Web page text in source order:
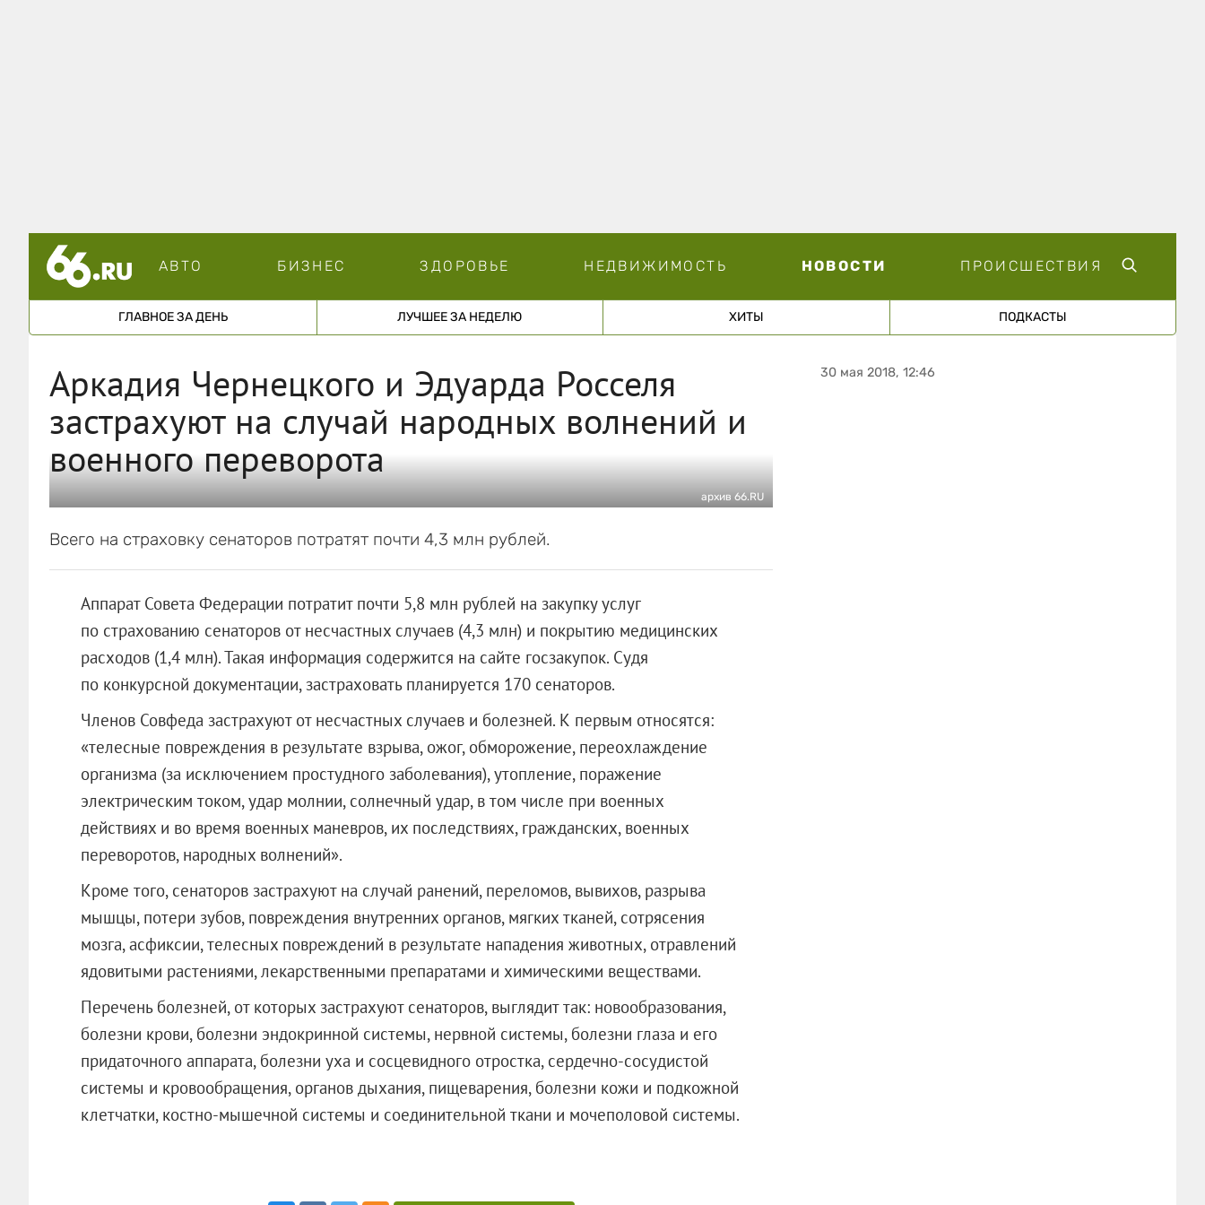
АВТО БИЗНЕС ЗДОРОВЬЕ НЕДВИЖИМОСТЬ НОВОСТИ ПРОИСШЕСТВИЯ
ГЛАВНОЕ ЗА ДЕНЬ ЛУЧШЕЕ ЗА НЕДЕЛЮ ХИТЫ ПОДКАСТЫ
Аркадия Чернецкого и Эдуарда Росселя
застрахуют на случай народных волнений и
военного переворота
архив 66.RU
Всего на страховку сенаторов потратят почти 4,3 млн рублей.
Аппарат Совета Федерации потратит почти 5,8 млн рублей на закупку услуг
по страхованию сенаторов от несчастных случаев (4,3 млн) и покрытию медицинских
расходов (1,4 млн). Такая информация содержится на сайте госзакупок. Судя
по конкурсной документации, застраховать планируется 170 сенаторов.
Членов Совфеда застрахуют от несчастных случаев и болезней. К первым относятся:
«телесные повреждения в результате взрыва, ожог, обморожение, переохлаждение
организма (за исключением простудного заболевания), утопление, поражение
электрическим током, удар молнии, солнечный удар, в том числе при военных
действиях и во время военных маневров, их последствиях, гражданских, военных
переворотов, народных волнений».
Кроме того, сенаторов застрахуют на случай ранений, переломов, вывихов, разрыва
мышцы, потери зубов, повреждения внутренних органов, мягких тканей, сотрясения
мозга, асфиксии, телесных повреждений в результате нападения животных, отравлений
ядовитыми растениями, лекарственными препаратами и химическими веществами.
Перечень болезней, от которых застрахуют сенаторов, выглядит так: новообразования,
болезни крови, болезни эндокринной системы, нервной системы, болезни глаза и его
придаточного аппарата, болезни уха и сосцевидного отростка, сердечно-сосудистой
системы и кровообращения, органов дыхания, пищеварения, болезни кожи и подкожной
клетчатки, костно-мышечной системы и соединительной ткани и мочеполовой системы.
30 мая 2018, 12:46